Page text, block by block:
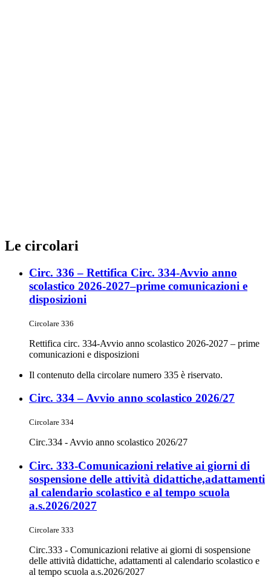
Le circolari
Circ. 336 – Rettifica Circ. 334-Avvio anno
scolastico 2026-2027–prime comunicazioni e
disposizioni
Circolare 336
Rettifica circ. 334-Avvio anno scolastico 2026-2027 – prime
comunicazioni e disposizioni
Il contenuto della circolare numero 335 è riservato.
Circ. 334 – Avvio anno scolastico 2026/27
Circolare 334
Circ.334 - Avvio anno scolastico 2026/27
Circ. 333-Comunicazioni relative ai giorni di
sospensione delle attività didattiche,adattamenti
al calendario scolastico e al tempo scuola
a.s.2026/2027
Circolare 333
Circ.333 - Comunicazioni relative ai giorni di sospensione
delle attività didattiche, adattamenti al calendario scolastico e
al tempo scuola a.s.2026/2027